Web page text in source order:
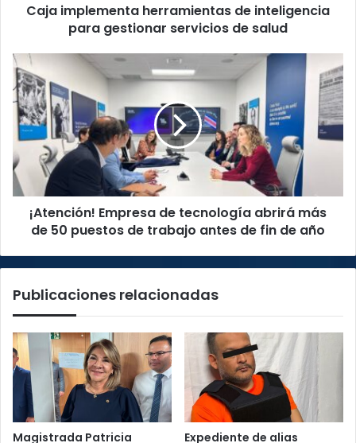
saludCaja implementa herramientas de inteligencia
para gestionar servicios de salud
¡Atención!
Empresa
de
tecnología
abrirá
más
de
50
puestos
trabajo
de
¡Atención! Empresa de tecnología abrirá más
de 50 puestos de trabajo antes de fin de año
Publicaciones relacionadas
Magistrada Patricia Expediente de alias